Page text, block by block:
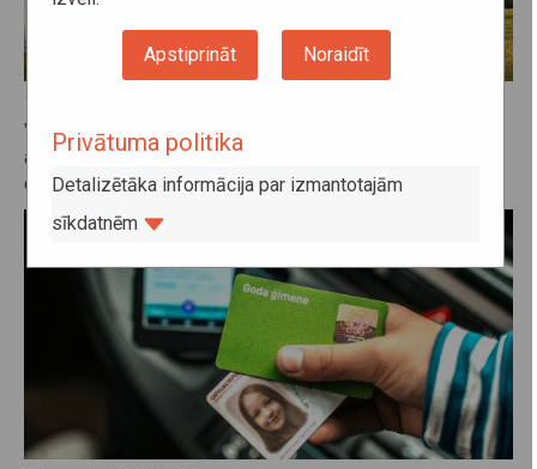
12. novembris 2024, 16:37
Vienkāršos kārtību D kategorijas autobusa vadītāja
apliecību iegūšanai; papildu prasības ceļu satiksmes
drošības uzlabošanai
Apstiprināt Noraidīt
Privātuma politika
Detalizētāka informācija par izmantotajām
sīkdatnēm